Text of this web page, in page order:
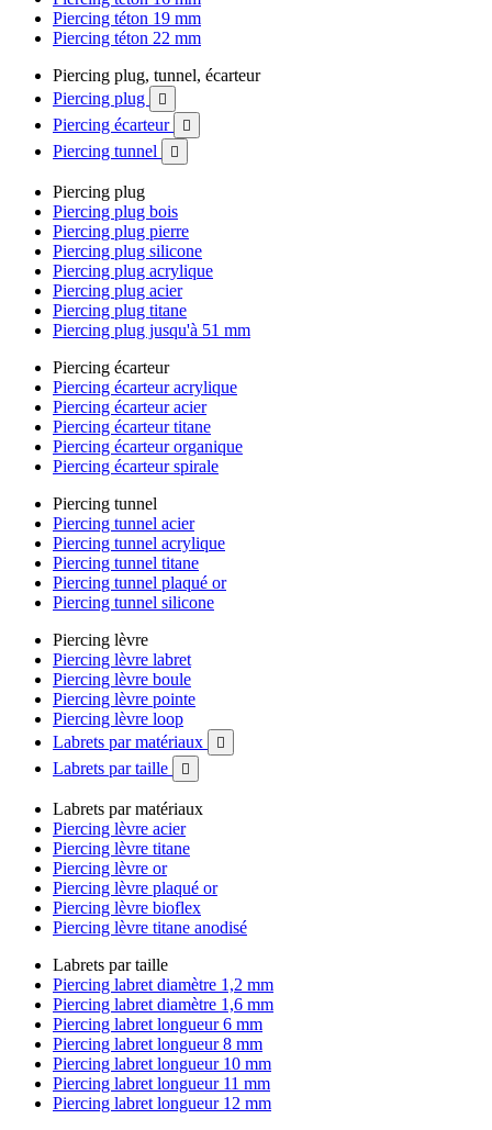
Piercing téton 19 mm
Piercing téton 22 mm
Piercing plug, tunnel, écarteur
Piercing plug

Piercing écarteur 
Piercing tunnel 
Piercing plug
Piercing plug bois
Piercing plug pierre
Piercing plug silicone
Piercing plug acrylique
Piercing plug acier
Piercing plug titane
Piercing plug jusqu'à 51 mm
Piercing écarteur
Piercing écarteur acrylique
Piercing écarteur acier
Piercing écarteur titane
Piercing écarteur organique
Piercing écarteur spirale
Piercing tunnel
Piercing tunnel acier
Piercing tunnel acrylique
Piercing tunnel titane
Piercing tunnel plaqué or
Piercing tunnel silicone
Piercing lèvre
Piercing lèvre labret
Piercing lèvre boule
Piercing lèvre pointe
Piercing lèvre loop
Labrets par matériaux

Labrets par taille 
Labrets par matériaux
Piercing lèvre acier
Piercing lèvre titane
Piercing lèvre or
Piercing lèvre plaqué or
Piercing lèvre bioflex
Piercing lèvre titane anodisé
Labrets par taille
Piercing labret diamètre 1,2 mm
Piercing labret diamètre 1,6 mm
Piercing labret longueur 6 mm
Piercing labret longueur 8 mm
Piercing labret longueur 10 mm
Piercing labret longueur 11 mm
Piercing labret longueur 12 mm